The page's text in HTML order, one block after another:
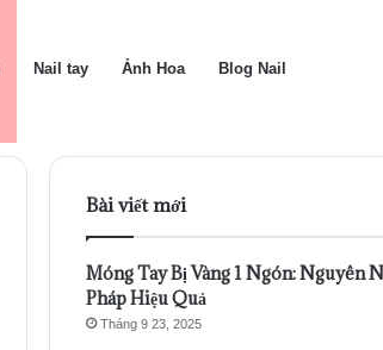
Nail tay Ảnh Hoa Blog Nail
Bài viết mới
Móng Tay Bị Vàng 1 Ngón: Nguyên
Pháp Hiệu Quả
Tháng 9 23, 2025